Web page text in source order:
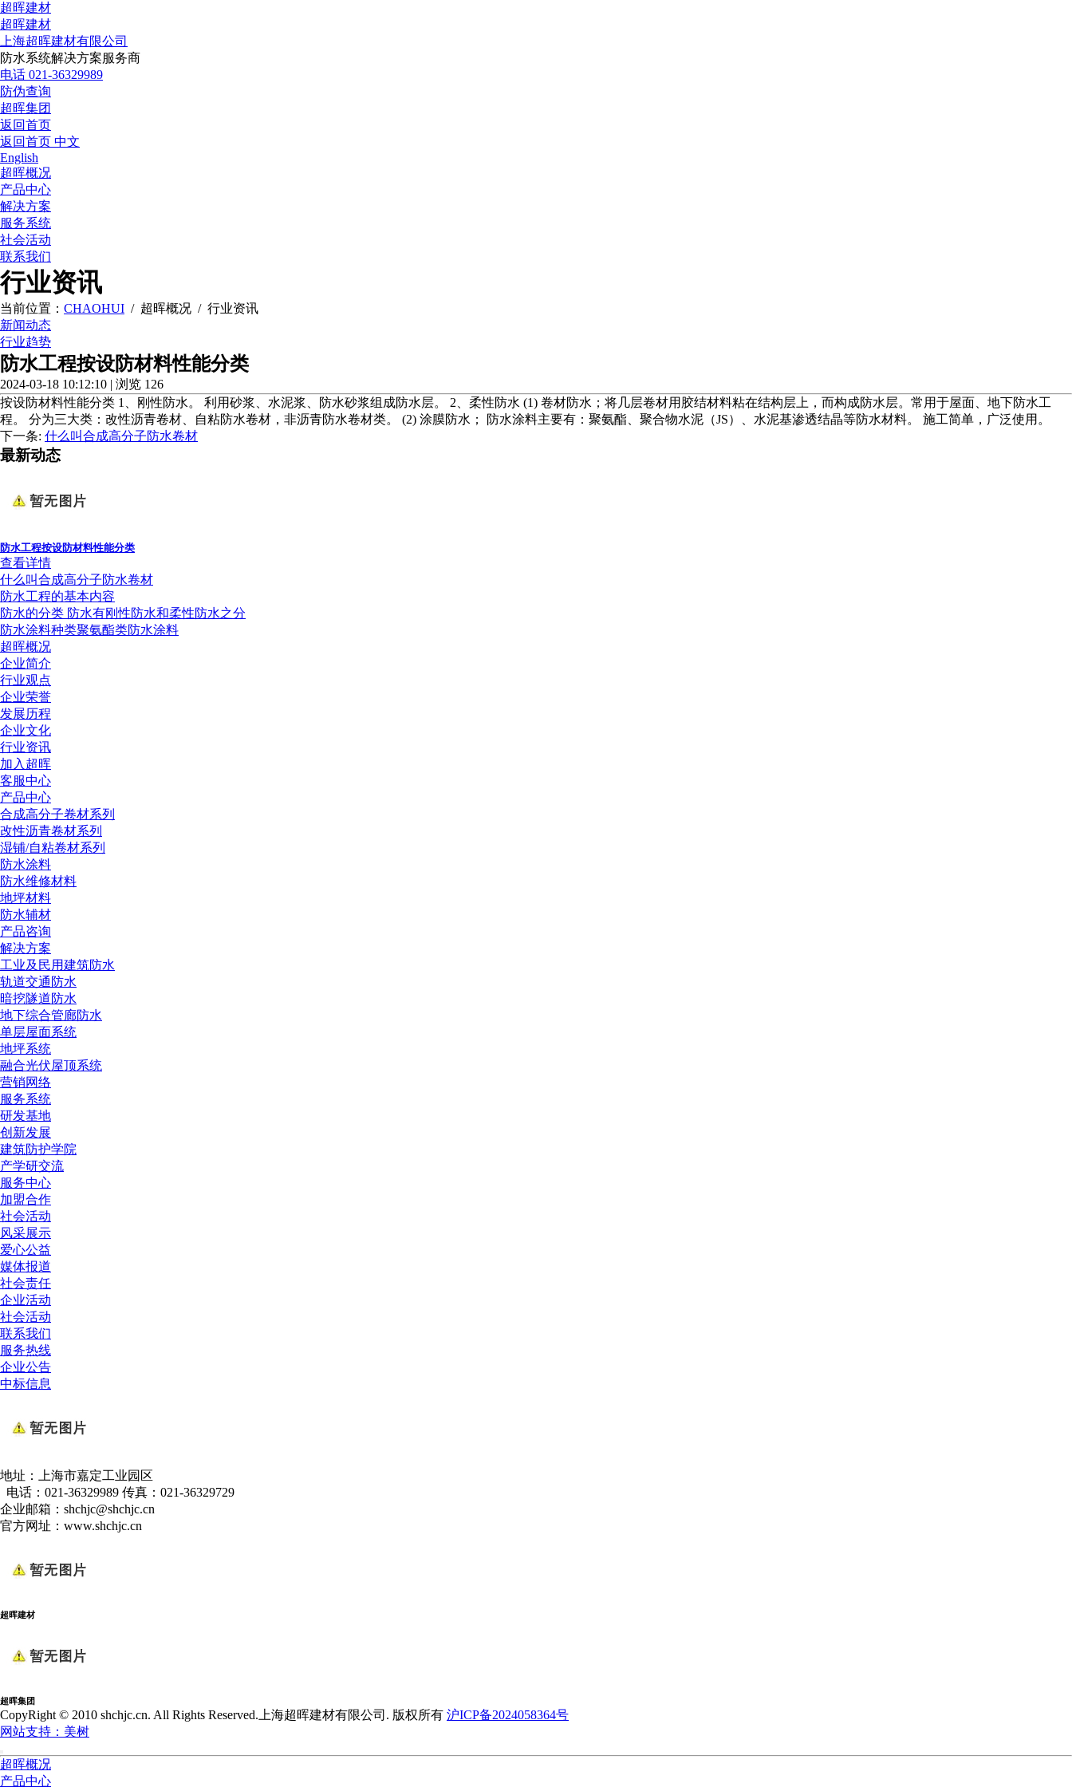
超晖建材
超晖建材
上海超晖建材有限公司
防水系统解决方案服务商
电话 021-36329989
防伪查询
超晖集团
返回首页
返回首页 中文
English
超晖概况
产品中心
解决方案
服务系统
社会活动
联系我们
行业资讯
当前位置： CHAOHUI / 超晖概况 / 行业资讯
新闻动态
行业趋势
​防水工程按设防材料性能分类
2024-03-18 10:12:10 | 浏览 126
按设防材料性能分类 1、刚性防水。 利用砂浆、水泥浆、防水砂浆组成防水层。 2、柔性防水 (1) 卷材防水；将几层卷材用胶结材料粘在结构层上，而构成防水层。常用于屋面、地下防水工
程。 分为三大类：改性沥青卷材、自粘防水卷材，非沥青防水卷材类。 (2) 涂膜防水； 防水涂料主要有：聚氨酯、聚合物水泥（JS）、水泥基渗透结晶等防水材料。 施工简单，广泛使用。
下一条: 什么叫合成高分子防水卷材
最新动态
​防水工程按设防材料性能分类
查看详情
什么叫合成高分子防水卷材
防水工程的基本内容
防水的分类 防水有刚性防水和柔性防水之分
防水涂料种类聚氨酯类防水涂料
超晖概况
企业简介
行业观点
企业荣誉
发展历程
企业文化
行业资讯
加入超晖
客服中心
产品中心
合成高分子卷材系列
改性沥青卷材系列
湿铺/自粘卷材系列
防水涂料
防水维修材料
地坪材料
防水辅材
产品咨询
解决方案
工业及民用建筑防水
轨道交通防水
暗挖隧道防水
地下综合管廊防水
单层屋面系统
地坪系统
融合光伏屋顶系统
营销网络
服务系统
研发基地
创新发展
建筑防护学院
产学研交流
服务中心
加盟合作
社会活动
风采展示
爱心公益
媒体报道
社会责任
企业活动
社会活动
联系我们
服务热线
企业公告
中标信息
地址：上海市嘉定工业园区
电话：021-36329989 传真：021-36329729
企业邮箱：shchjc@shchjc.cn
官方网址：www.shchjc.cn
超晖建材
超晖集团
CopyRight © 2010 shchjc.cn. All Rights Reserved.上海超晖建材有限公司. 版权所有 沪ICP备2024058364号
网站支持：美树
超晖概况
产品中心